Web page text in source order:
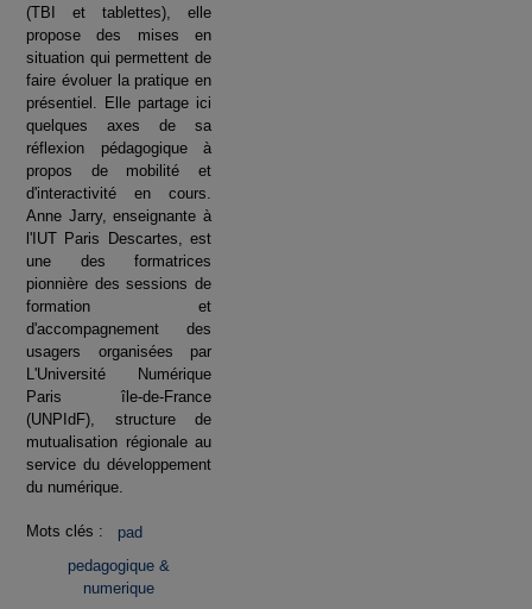
(TBI et tablettes), elle
propose des mises en
situation qui permettent de
faire évoluer la pratique en
présentiel. Elle partage ici
quelques axes de sa
réflexion pédagogique à
propos de mobilité et
d'interactivité en cours.
Anne Jarry, enseignante à
l'IUT Paris Descartes, est
une des formatrices
pionnière des sessions de
formation et
d'accompagnement des
usagers organisées par
L'Université Numérique
Paris île-de-France
(UNPIdF), structure de
mutualisation régionale au
service du développement
du numérique.
Mots clés :
pad
pedagogique &
numerique